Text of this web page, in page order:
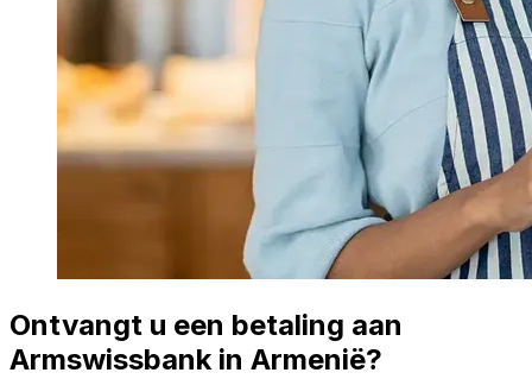
Ontvangt u een betaling aan
Armswissbank in Armenië?